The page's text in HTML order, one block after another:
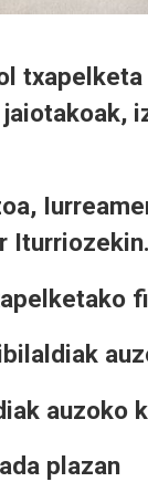
Iturriozekin.
auzoko
plazan